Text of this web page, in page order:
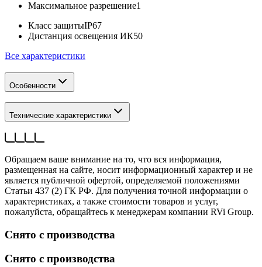
Максимальное разрешение1
Класс защитыIP67
Дистанция освещения ИК50
Все характеристики
Особенности
Технические характеристики
Обращаем ваше внимание на то, что вся информация,
размещенная на сайте, носит информационный характер и не
является публичной офертой, определяемой положениями
Статьи 437 (2) ГК РФ. Для получения точной информации о
характеристиках, а также стоимости товаров и услуг,
пожалуйста, обращайтесь к менеджерам компании RVi Group.
Снято с производства
Снято с производства